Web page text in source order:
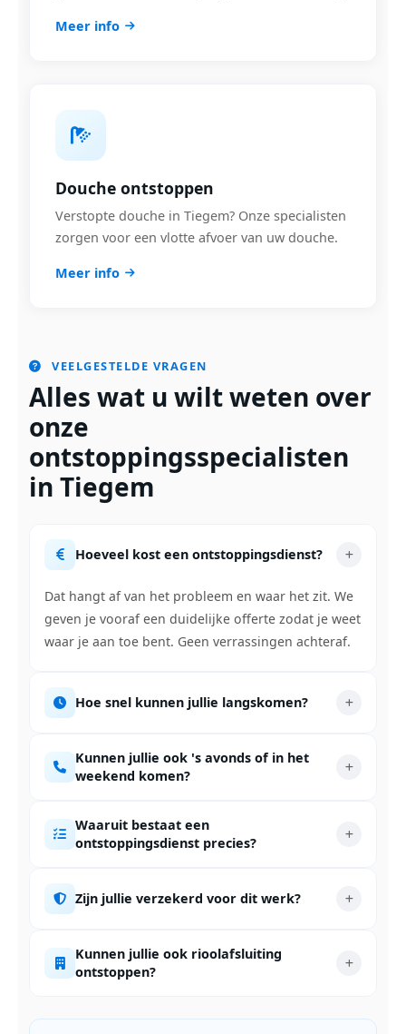
Meer info
Douche ontstoppen
Verstopte douche in Tiegem? Onze specialisten
zorgen voor een vlotte afvoer van uw douche.
Meer info
VEELGESTELDE VRAGEN
Alles wat u wilt weten over
onze
ontstoppingsspecialisten
in Tiegem
Hoeveel kost een ontstoppingsdienst?
Dat hangt af van het probleem en waar het zit. We
geven je vooraf een duidelijke offerte zodat je weet
waar je aan toe bent. Geen verrassingen achteraf.
Hoe snel kunnen jullie langskomen?
Kunnen jullie ook 's avonds of in het
weekend komen?
Waaruit bestaat een
ontstoppingsdienst precies?
Zijn jullie verzekerd voor dit werk?
Kunnen jullie ook rioolafsluiting
ontstoppen?